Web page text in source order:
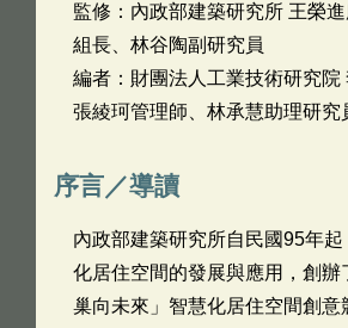
監修：內政部建築研究所 王榮
組長、林谷陶副研究員
編者：財團法人工業技術研究院
張綾珂管理師、林承慧助理研究
序言／導讀
內政部建築研究所自民國95年
化居住空間的發展與應用，創辦
巢向未來」智慧化居住空間創意